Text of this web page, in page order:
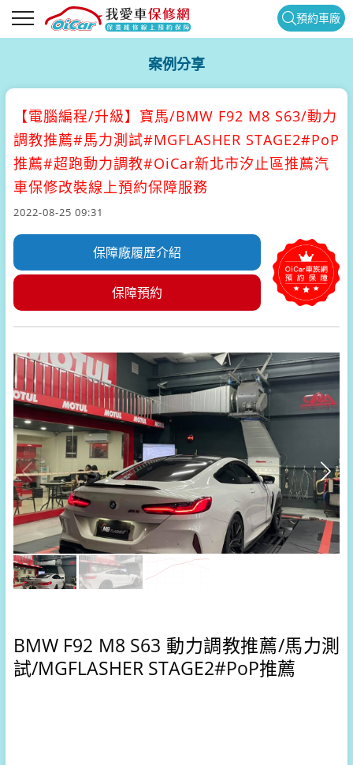
預約車廠
案例分享
【電腦編程/升級】 寶馬/BMW F92 M8 S63/動力
調教推薦#馬力測試#MGFLASHER STAGE2#PoP
推薦#超跑動力調教#OiCar新北市汐止區推薦汽
車保修改裝線上預約保障服務
2022-08-25 09:31
保障廠履歷介紹
保障預約
BMW F92 M8 S63 動力調教推薦/馬力測
試/MGFLASHER STAGE2#PoP推薦